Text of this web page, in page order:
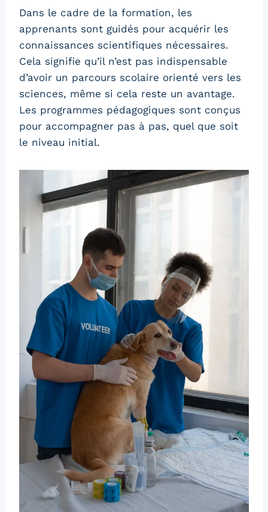
Dans le cadre de la formation, les
apprenants sont guidés pour acquérir les
connaissances scientifiques nécessaires.
Cela signifie qu’il n’est pas indispensable
d’avoir un parcours scolaire orienté vers les
sciences, même si cela reste un avantage.
Les programmes pédagogiques sont conçus
pour accompagner pas à pas, quel que soit
le niveau initial.